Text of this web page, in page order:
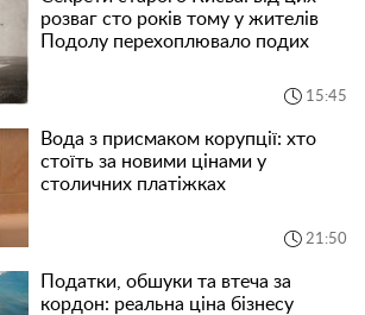
15:45
розваг сто років тому у жителів
Подолу перехоплювало подих
21:50
Вода з присмаком корупції: хто
стоїть за новими цінами у
столичних платіжках
Податки, обшуки та втеча за
кордон: реальна ціна бізнесу